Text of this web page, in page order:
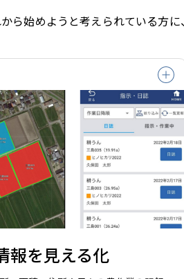
ら始めようと考えられている方に
報を見える化